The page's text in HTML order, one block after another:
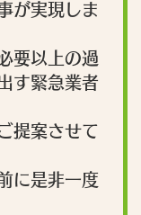
が実現しま
要以上の過
す緊急業者
提案させて
に是非一度